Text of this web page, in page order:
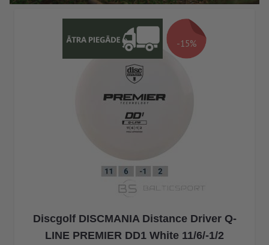
-15%
Discgolf DISCMANIA Distance Driver Q-
LINE PREMIER DD1 White 11/6/-1/2